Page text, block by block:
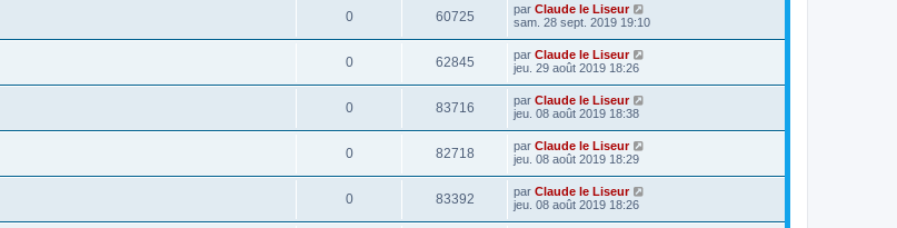
0 60725 par Claude le Liseur
sam. 28 sept. 2019 19:10
0 62845 par Claude le Liseur
jeu. 29 août 2019 18:26
0 83716 par Claude le Liseur
jeu. 08 août 2019 18:38
0 82718 par Claude le Liseur
jeu. 08 août 2019 18:29
0 83392 par Claude le Liseur
jeu. 08 août 2019 18:26